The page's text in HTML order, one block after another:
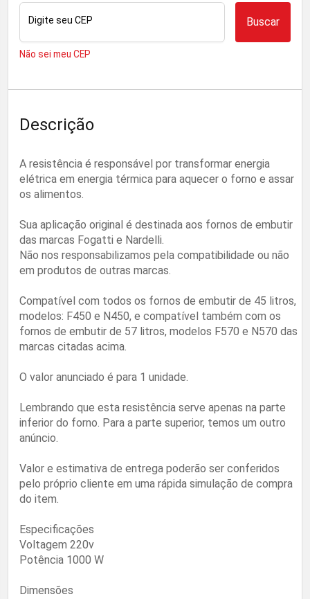
Digite seu CEP Buscar
Não sei meu CEP
Descrição
A resistência é responsável por transformar energia
elétrica em energia térmica para aquecer o forno e assar
os alimentos.
Sua aplicação original é destinada aos fornos de embutir
das marcas Fogatti e Nardelli.
Não nos responsabilizamos pela compatibilidade ou não
em produtos de outras marcas.
Compatível com todos os fornos de embutir de 45 litros,
modelos: F450 e N450, e compatível também com os
fornos de embutir de 57 litros, modelos F570 e N570 das
marcas citadas acima.
O valor anunciado é para 1 unidade.
Lembrando que esta resistência serve apenas na parte
inferior do forno. Para a parte superior, temos um outro
anúncio.
Valor e estimativa de entrega poderão ser conferidos
pelo próprio cliente em uma rápida simulação de compra
do item.
Especificações
Voltagem 220v
Potência 1000 W
Dimensões